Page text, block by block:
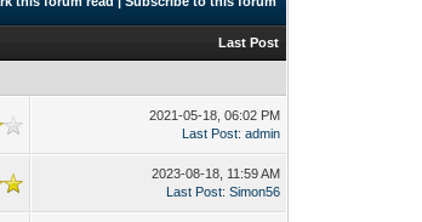
Last Post
2021-05-18, 06:02 PM
Last Post:admin
2023-08-18, 11:59 AM
Last Post:Simon56